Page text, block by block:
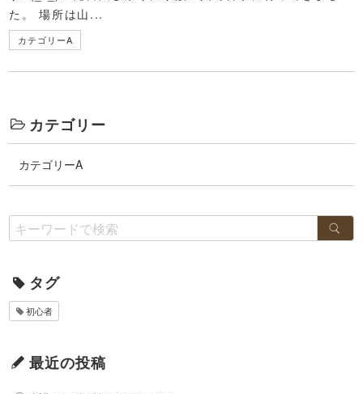
た。 場所は山...
カテゴリーA
カテゴリー
カテゴリーA
タグ
初心者
最近の投稿